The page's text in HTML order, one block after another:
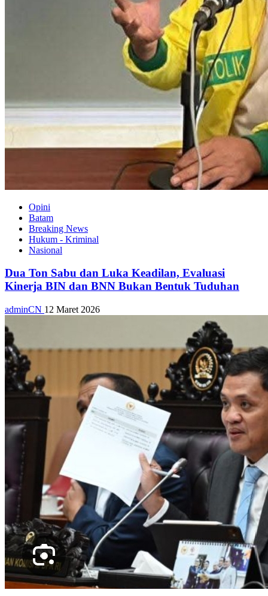
Opini
Batam
Breaking News
Hukum - Kriminal
Nasional
Dua Ton Sabu dan Luka Keadilan, Evaluasi
Kinerja BIN dan BNN Bukan Bentuk Tuduhan
adminCN 12 Maret 2026